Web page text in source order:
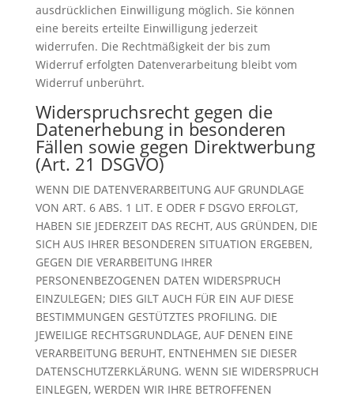
ausdrücklichen Einwilligung möglich. Sie können
eine bereits erteilte Einwilligung jederzeit
widerrufen. Die Rechtmäßigkeit der bis zum
Widerruf erfolgten Datenverarbeitung bleibt vom
Widerruf unberührt.
Widerspruchsrecht gegen die
Datenerhebung in besonderen
Fällen sowie gegen Direktwerbung
(Art. 21 DSGVO)
WENN DIE DATENVERARBEITUNG AUF GRUNDLAGE
VON ART. 6 ABS. 1 LIT. E ODER F DSGVO ERFOLGT,
HABEN SIE JEDERZEIT DAS RECHT, AUS GRÜNDEN, DIE
SICH AUS IHRER BESONDEREN SITUATION ERGEBEN,
GEGEN DIE VERARBEITUNG IHRER
PERSONENBEZOGENEN DATEN WIDERSPRUCH
EINZULEGEN; DIES GILT AUCH FÜR EIN AUF DIESE
BESTIMMUNGEN GESTÜTZTES PROFILING. DIE
JEWEILIGE RECHTSGRUNDLAGE, AUF DENEN EINE
VERARBEITUNG BERUHT, ENTNEHMEN SIE DIESER
DATENSCHUTZERKLÄRUNG. WENN SIE WIDERSPRUCH
EINLEGEN, WERDEN WIR IHRE BETROFFENEN